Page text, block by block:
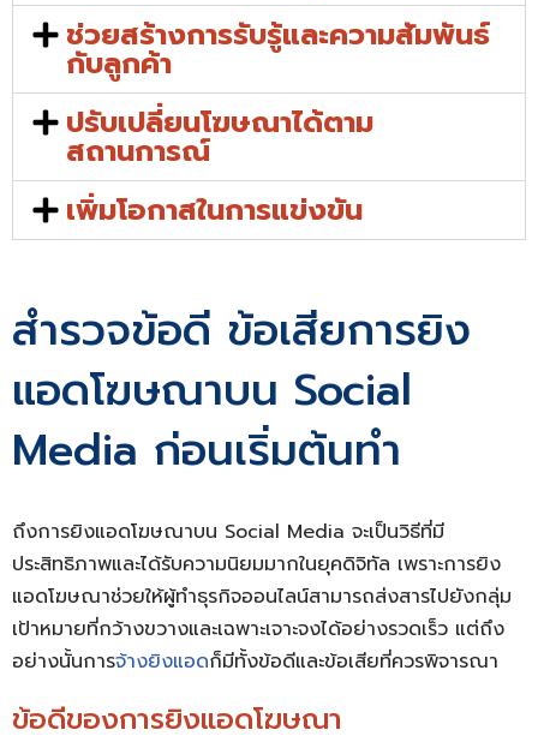
ช่วยสร้างการรับรู้และความสัมพันธ์
กับลูกค้า
ปรับเปลี่ยนโฆษณาได้ตาม
สถานการณ์
เพิ่มโอกาสในการแข่งขัน
สำรวจข้อดี ข้อเสียการยิง
แอดโฆษณาบน Social
Media ก่อนเริ่มต้นทำ
ถึงการยิงแอดโฆษณาบน Social Media จะเป็นวิธีที่มี
ประสิทธิภาพและได้รับความนิยมมากในยุคดิจิทัล เพราะการยิง
แอดโฆษณาช่วยให้ผู้ทำธุรกิจออนไลน์สามารถส่งสารไปยังกลุ่ม
เป้าหมายที่กว้างขวางและเฉพาะเจาะจงได้อย่างรวดเร็ว แต่ถึง
อย่างนั้นการจ้างยิงแอดก็มีทั้งข้อดีและข้อเสียที่ควรพิจารณา
ข้อดีของการยิงแอดโฆษณา